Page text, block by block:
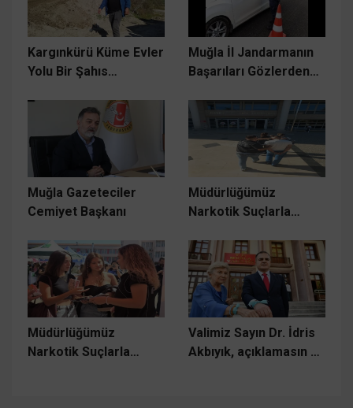
Kargınkürü Küme Evler
Yolu Bir Şahıs
Muğla İl Jandarmanın
Başarıları Gözlerden
Muğla Gazeteciler
Cemiyet Başkanı
Müdürlüğümüz
Narkotik Suçlarla
Müdürlüğü ekiplerince,
Müdürlüğümüz
Narkotik Suçlarla
Valimiz Sayın Dr. İdris
Akbıyık, açıklamasın da